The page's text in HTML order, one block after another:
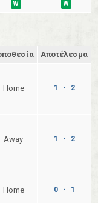
W W
Αποτέλεσμα
Home 1 - 2
Away 1 - 2
Home 0 - 1